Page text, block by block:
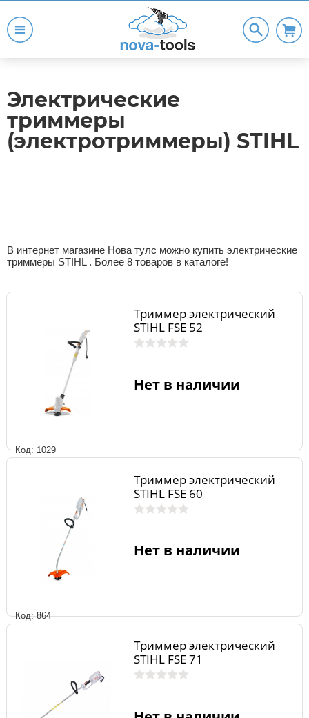
Электрические
триммеры
(электротриммеры) STIHL
В интернет магазине Нова тулс можно купить электрические
триммеры STIHL . Более 8 товаров в каталоге!
Код: 1029
Триммер электрический
STIHL FSE 52
Нет в наличии
Код: 864
Триммер электрический
STIHL FSE 60
Нет в наличии
Триммер электрический
STIHL FSE 71